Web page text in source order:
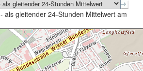
- als gleitender 24-Stunden Mittelwert am